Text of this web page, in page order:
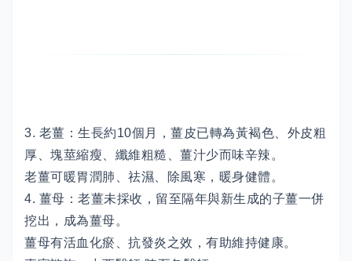
3. 老薑：生長約10個月，薑皮已轉為黃褐色、外皮粗
厚、塊莖縮瘦、纖維粗糙、薑汁少而味辛辣。
老薑可暖胃潤肺、祛濕、除風寒，暖身健體。
4. 薑母：老薑未採收，留至隔年與新生成的子薑一併
挖出，成為薑母。
薑母有活血化瘀、抗發炎之效，有助維持健康。